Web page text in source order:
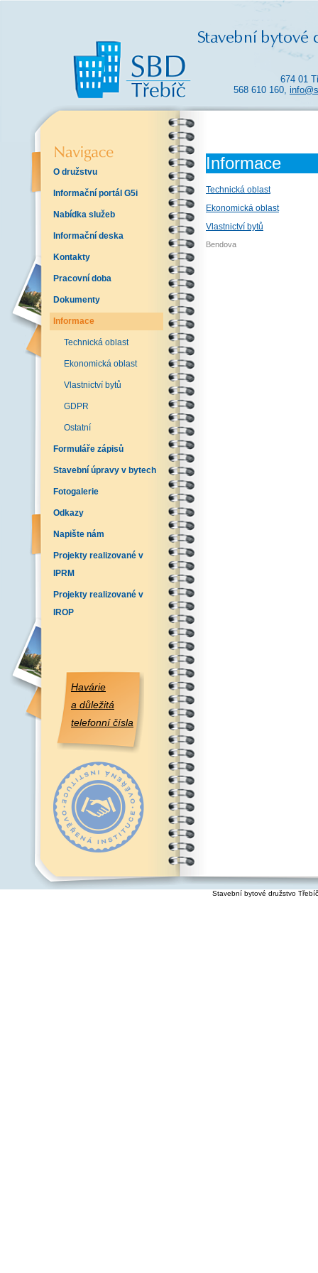
674 01
568 610 160,
O družstvu
Informační portál G5i
Nabídka služeb
Informační deska
Kontakty
Pracovní doba
Dokumenty
Informace
Technická oblast
Ekonomická oblast
Vlastnictví bytů
GDPR
Ostatní
Formuláře zápisů
Stavební úpravy v bytech
Fotogalerie
Odkazy
Napište nám
Projekty realizované v
IPRM
Projekty realizované v
IROP
Havárie
a důležitá
telefonní čísla
Informace
Technická oblast
Ekonomická oblast
Vlastnictví bytů
Bendova
Stavební bytové družstvo